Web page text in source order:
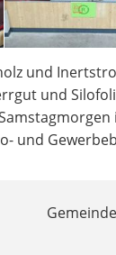
und
und
und